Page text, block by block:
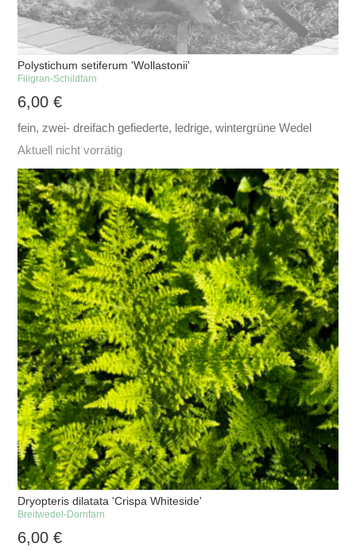
Polystichum setiferum 'Wollastonii'
Filigran-Schildfarn
6,00€
fein, zwei- dreifach gefiederte, ledrige, wintergrüne Wedel
Aktuell nicht vorrätig
Dryopteris dilatata 'Crispa Whiteside'
Breitwedel-Dornfarn
6,00€